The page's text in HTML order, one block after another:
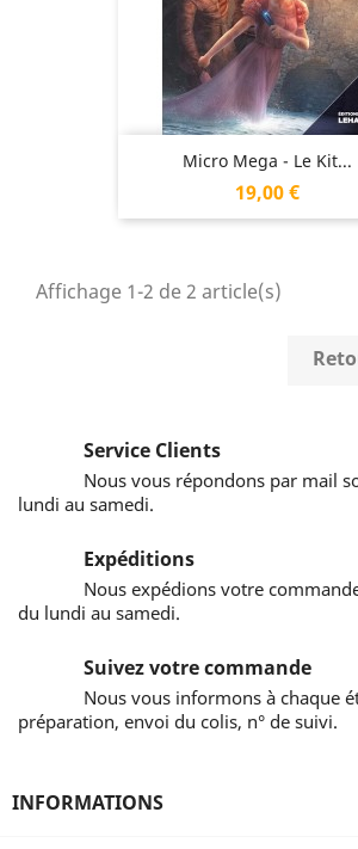
Micro Mega - Le Kit...
Prix
19,00 €
Affichage 1-2 de 2 article(s)
Service Clients
Nous vous répondons par mail
lundi au samedi.
Expéditions
Nous expédions votre
du lundi au samedi.
Suivez votre commande
Nous vous informons à chaque
préparation, envoi du colis, n° de suivi.
INFORMATIONS